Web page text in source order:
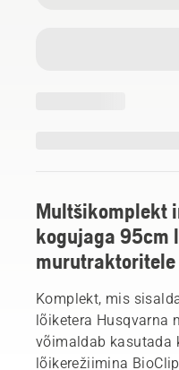
Multšikomplekt
kogujaga 95cm
murutraktoritele
Komplekt, mis
lõiketera Husqvarna
võimaldab kasutada
lõikerežiimina